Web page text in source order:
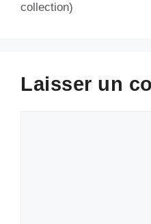
collection)
Laisser un